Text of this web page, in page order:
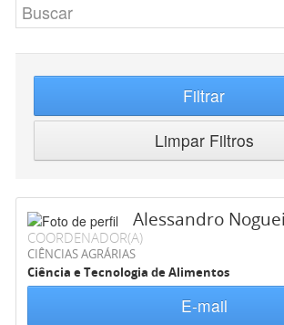
Filtrar
Limpar Filtros
Alessandro
COORDENADOR(A)
CIÊNCIAS AGRÁRIAS
Ciência e Tecnologia de Alimentos
E-mail